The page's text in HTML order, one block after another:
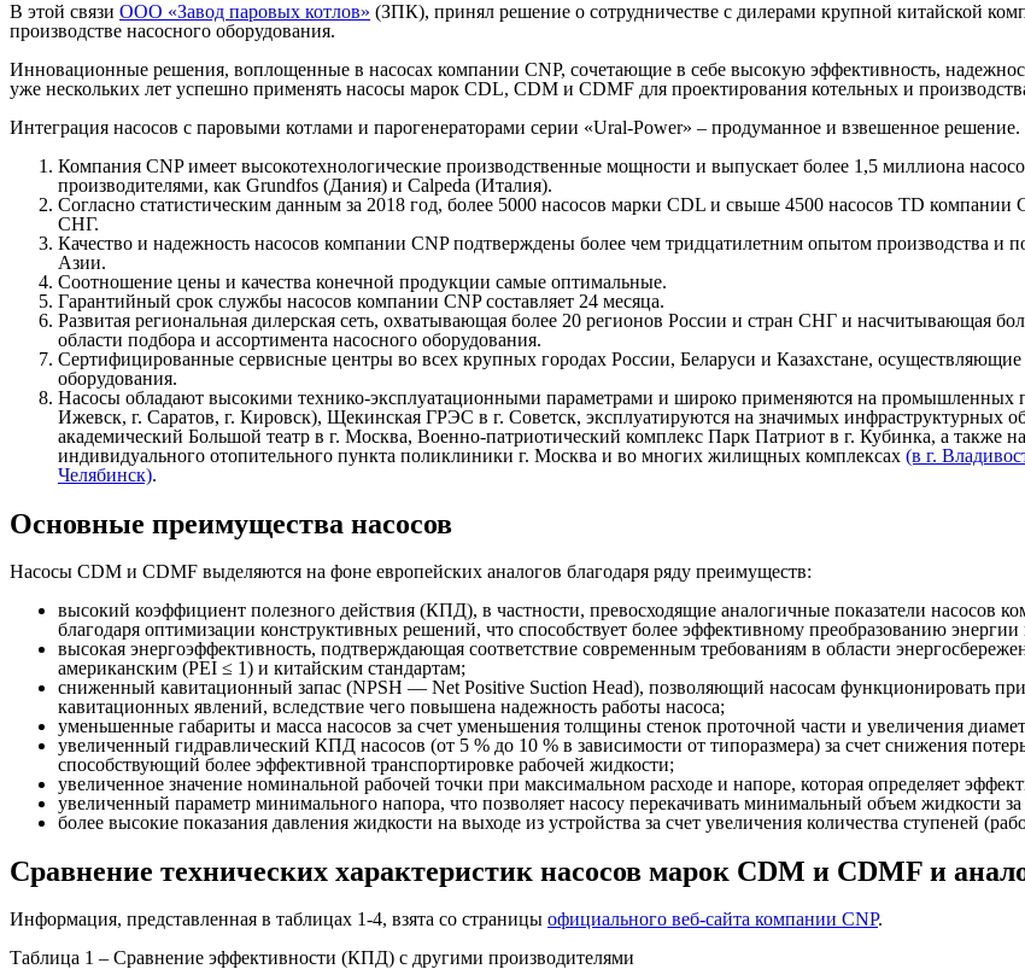
В этой связи ООО «Завод паровых котлов» (ЗПК), принял решение о сотрудничестве с дилерами крупной китайской
производстве насосного оборудования.
Инновационные решения, воплощенные в насосах компании CNP, сочетающие в себе высокую эффективность,
уже нескольких лет успешно применять насосы марок CDL, CDM и CDMF для проектирования котельных и
Интеграция насосов с паровыми котлами и парогенераторами серии «Ural-Power» – продуманное и взвешенное
Компания CNP имеет высокотехнологические производственные мощности и выпускает более 1,5 миллиона
производителями, как Grundfos (Дания) и Calpeda (Италия).
Согласно статистическим данным за 2018 год, более 5000 насосов марки CDL и свыше 4500 насосов TD
СНГ.
Качество и надежность насосов компании CNP подтверждены более чем тридцатилетним опытом производства
Азии.
Соотношение цены и качества конечной продукции самые оптимальные.
Гарантийный срок службы насосов компании CNP составляет 24 месяца.
Развитая региональная дилерская сеть, охватывающая более 20 регионов России и стран СНГ и насчитывающая
области подбора и ассортимента насосного оборудования.
Сертифицированные сервисные центры во всех крупных городах России, Беларуси и Казахстане,
оборудования.
Насосы обладают высокими технико-эксплуатационными параметрами и широко применяются на промышленных
Ижевск, г. Саратов, г. Кировск), Щекинская ГРЭС в г. Советск, эксплуатируются на значимых инфраструктурных
академический Большой театр в г. Москва, Военно-патриотический комплекс Парк Патриот в г. Кубинка, а также
индивидуального отопительного пункта поликлиники г. Москва и во многих жилищных комплексах (в г.
Челябинск).
Основные преимущества насосов
Насосы CDM и CDMF выделяются на фоне европейских аналогов благодаря ряду преимуществ:
высокий коэффициент полезного действия (КПД), в частности, превосходящие аналогичные показатели насосов
благодаря оптимизации конструктивных решений, что способствует более эффективному преобразованию
высокая энергоэффективность, подтверждающая соответствие современным требованиям в области
американским (PEI ≤ 1) и китайским стандартам;
сниженный кавитационный запас (NPSH — Net Positive Suction Head), позволяющий насосам функционировать при
кавитационных явлений, вследствие чего повышена надежность работы насоса;
уменьшенные габариты и масса насосов за счет уменьшения толщины стенок проточной части и увеличения
увеличенный гидравлический КПД насосов (от 5 % до 10 % в зависимости от типоразмера) за счет снижения
способствующий более эффективной транспортировке рабочей жидкости;
увеличенное значение номинальной рабочей точки при максимальном расходе и напоре, которая определяет
увеличенный параметр минимального напора, что позволяет насосу перекачивать минимальный объем жидкости
более высокие показания давления жидкости на выходе из устройства за счет увеличения количества ступеней
Сравнение технических характеристик насосов марок CDM и CDMF и
Информация, представленная в таблицах 1-4, взята со страницы официального веб-сайта компании CNP.
Таблица 1 – Сравнение эффективности (КПД) с другими производителями